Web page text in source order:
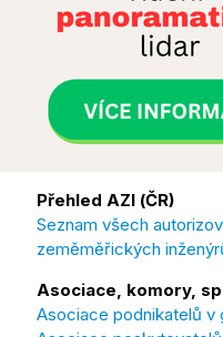
Přehled AZI (ČR)
Seznam všech
zeměměřických
Asociace, komory,
Asociace podnikatelů v